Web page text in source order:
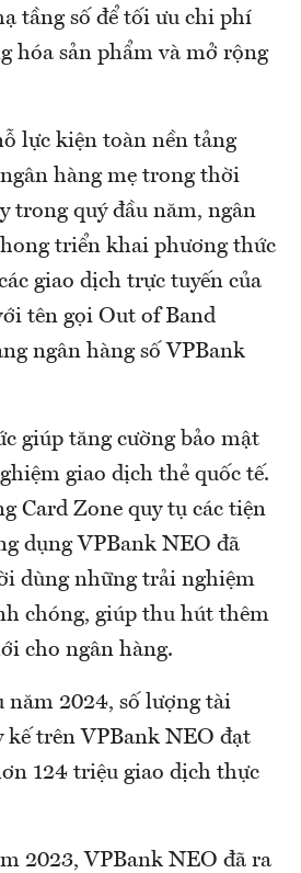
tầng số để tối ưu chi phí
hóa sản phẩm và mở rộng
lực kiện toàn nền tảng
hàng mẹ trong thời
trong quý đầu năm, ngân
triển khai phương thức
giao dịch trực tuyến của
tên gọi Out of Band
ngân hàng số VPBank
giúp tăng cường bảo mật
giao dịch thẻ quốc tế.
Card Zone quy tụ các tiện
dụng VPBank NEO đã
dùng những trải nghiệm
chóng, giúp thu hút thêm
cho ngân hàng.
năm 2024, số lượng tài
kế trên VPBank NEO đạt
124 triệu giao dịch thực
2023, VPBank NEO đã ra